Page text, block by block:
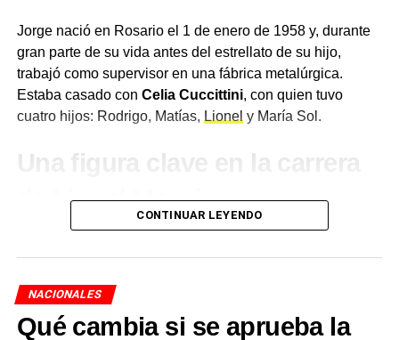
Un juicio que acumula
retractaciones
La declaración de Silva no es un caso aislado en el
desarrollo del juicio oral. En las últimas semanas, al
denunciaron presiones similares durante la instrucción de
Bonadio. Nombres como Angelo Calcaterra, Aldo Roggio
y Gerardo Cartellone, entre otros, salieron al cruce de sus
El juicio oral por la causa Cuadernos
comenzó el 6 de
noviembre de 2025 y tiene como principal acusada a
Jorge nació en Rosario el 1 de enero de 1958 y, durante
gran parte de su vida antes del estrellato de su hijo,
trabajó como supervisor en una fábrica metalúrgica.
Estaba casado con Celia Cuccittini, con quien tuvo
cuatro hijos: Rodrigo, Matías, Lionel y María Sol.
Una figura clave en la carrera
de Lionel Messi
Jorge fue una pieza fundamental en el desarrollo
profesional de su hijo. Cuando Lionel era juvenil en las
gestionar el tratamiento que el futuro astro necesitaba por
un problema de crecimiento, y a principios de la década
CONTINUAR LEYENDO
NACIONALES
Qué cambia si se aprueba la